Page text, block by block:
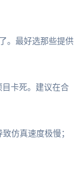
。最好选那些提供
卡死。建议在合
仿真速度极慢；